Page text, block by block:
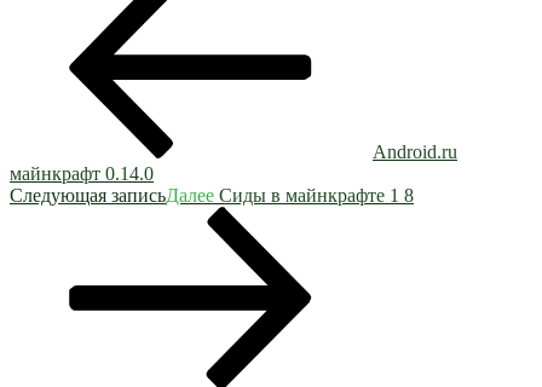
Android.ru
майнкрафт 0.14.0
Следующая записьДалее Сиды в майнкрафте 1 8